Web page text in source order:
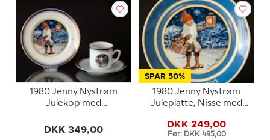
1980 Jenny Nystrøm
Julekop med
lanterne i farver
DKK 349,00
SPAR 50%
1980 Jenny Nystrøm
Juleplatte, Nisse med
DKK 249,00
Før: DKK 495,00